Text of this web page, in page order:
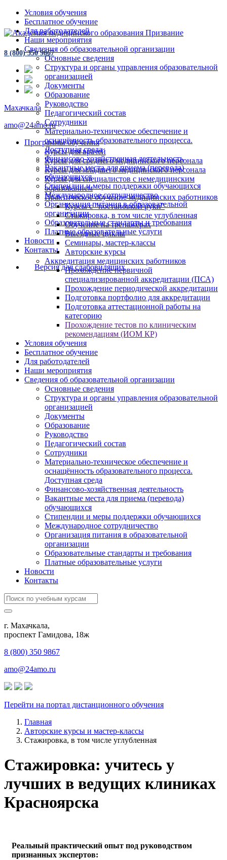
Условия обучения
Бесплатное обучение
Для работодателей
Наши мероприятия
Сведения об образовательной организации
Основные сведения
Структура и органы управления образовательной
организацией
Документы
Образование
Руководство
Педагогический состав
Сотрудники
Материально-техническое обеспечение и
оснащённость образовательного процесса.
Доступная среда
Финансово-хозяйственная деятельность
Вакантные места для приема (перевода)
обучающихся
Стипендии и меры поддержки обучающихся
Международное сотрудничество
Организация питания в образовательной
организации
Образовательные стандарты и требования
Платные образовательные услуги
Новости
Контакты
Версия для слабовидящих
8 (800) 350 9867
Махачкала
amo@24amo.ru
Программы обучения
Курсы для врачей
Курсы для среднего медицинского персонала
Курсы для младшего медицинского персонала
Курсы для специалистов с немедицинским
образованием
Практическое обучение медицинских работников
Курсы с "постановкой руки"
Стажировка, в том числе углубленная
Обучение на тренажёрах
Выездные циклы
Семинары, мастер-классы
Авторские курсы
Аккредитация медицинских работников
Прохождение первичной
специализированной аккредитации (ПСА)
Прохождение периодической аккредитации
Подготовка портфолио для аккредитации
Подготовка аттестационной работы на
категорию
Прохождение тестов по клиническим
рекомендациям (ИОМ КР)
Условия обучения
Бесплатное обучение
Для работодателей
Наши мероприятия
Сведения об образовательной организации
Основные сведения
Структура и органы управления образовательной
организацией
Документы
Образование
Руководство
Педагогический состав
Сотрудники
Материально-техническое обеспечение и
оснащённость образовательного процесса.
Доступная среда
Финансово-хозяйственная деятельность
Вакантные места для приема (перевода)
обучающихся
Стипендии и меры поддержки обучающихся
Международное сотрудничество
Организация питания в образовательной
организации
Образовательные стандарты и требования
Платные образовательные услуги
Новости
Контакты
г. Махачкала,
​проспект Гамидова, 18ж
8 (800) 350 9867
amo@24amo.ru
Перейти на портал дистанционного обучения
Главная
Авторские курсы и мастер-классы
Стажировка, в том числе углубленная
Стажировка: учитесь у
лучших в ведущих клиниках
Красноярска
Реальный практический опыт под руководством
признанных экспертов: